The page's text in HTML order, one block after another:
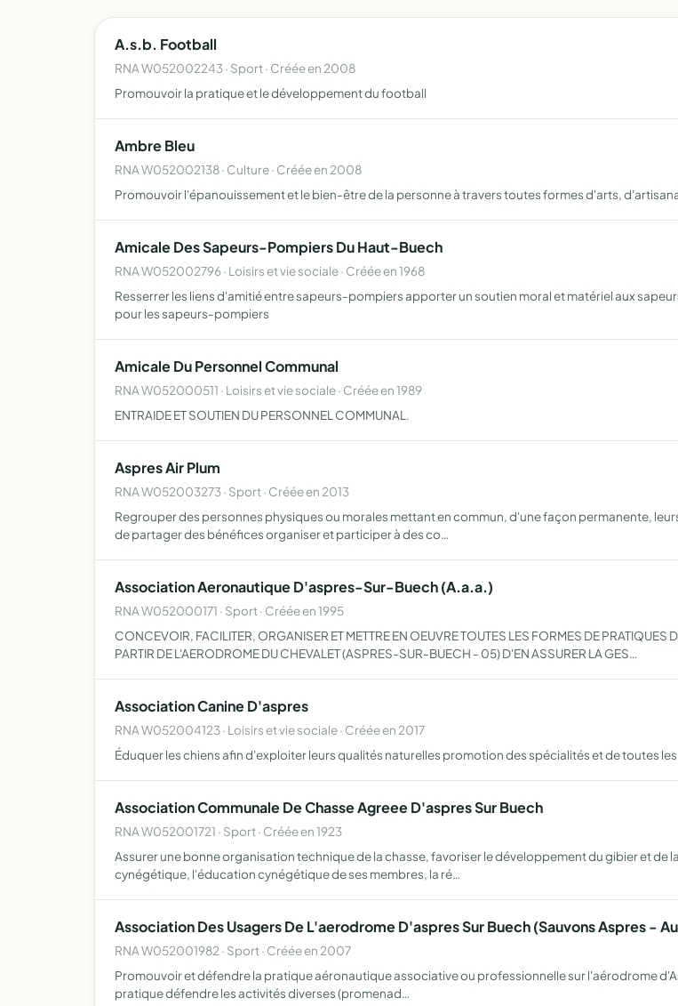
A.s.b. Football
RNA W052002243 · Sport · Créée en 2008
Promouvoir la pratique et le développement du football
Ambre Bleu
RNA W052002138 · Culture · Créée en 2008
Promouvoir l'épanouissement et le bien-être de la personne à travers toutes formes d'arts,
Amicale Des Sapeurs-Pompiers Du Haut-Buech
RNA W052002796 · Loisirs et vie sociale · Créée en 1968
Resserrer les liens d'amitié entre sapeurs-pompiers apporter un soutien moral et matériel aux
pour les sapeurs-pompiers
Amicale Du Personnel Communal
RNA W052000511 · Loisirs et vie sociale · Créée en 1989
ENTRAIDE ET SOUTIEN DU PERSONNEL COMMUNAL.
Aspres Air Plum
RNA W052003273 · Sport · Créée en 2013
Regrouper des personnes physiques ou morales mettant en commun, d'une façon permanente,
de partager des bénéfices organiser et participer à des co…
Association Aeronautique D'aspres-Sur-Buech (A.a.a.)
RNA W052000171 · Sport · Créée en 1995
CONCEVOIR, FACILITER, ORGANISER ET METTRE EN OEUVRE TOUTES LES FORMES DE
PARTIR DE L'AERODROME DU CHEVALET (ASPRES-SUR-BUECH - 05) D'EN ASSURER LA GES…
Association Canine D'aspres
RNA W052004123 · Loisirs et vie sociale · Créée en 2017
Éduquer les chiens afin d'exploiter leurs qualités naturelles promotion des spécialités et de toutes
Association Communale De Chasse Agreee D'aspres Sur Buech
RNA W052001721 · Sport · Créée en 1923
Assurer une bonne organisation technique de la chasse, favoriser le développement du gibier et
cynégétique, l'éducation cynégétique de ses membres, la ré…
Association Des Usagers De L'aerodrome D'aspres Sur Buech (Sauvons Aspres -
RNA W052001982 · Sport · Créée en 2007
Promouvoir et défendre la pratique aéronautique associative ou professionnelle sur l'aérodrome
pratique défendre les activités diverses (promenad…